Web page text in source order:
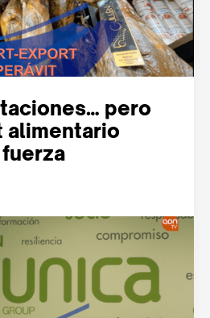
pero
alimentario